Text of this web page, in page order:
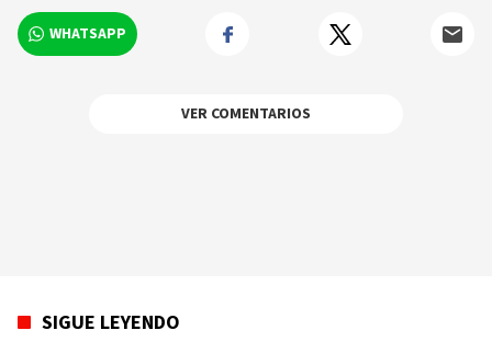
WHATSAPP
VER COMENTARIOS
SIGUE LEYENDO